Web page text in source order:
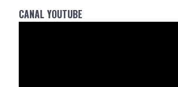
CANAL YOUTUBE